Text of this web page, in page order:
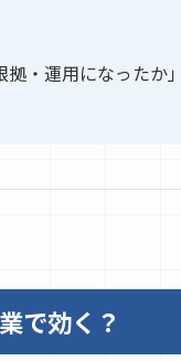
・運用になったか
で効く？